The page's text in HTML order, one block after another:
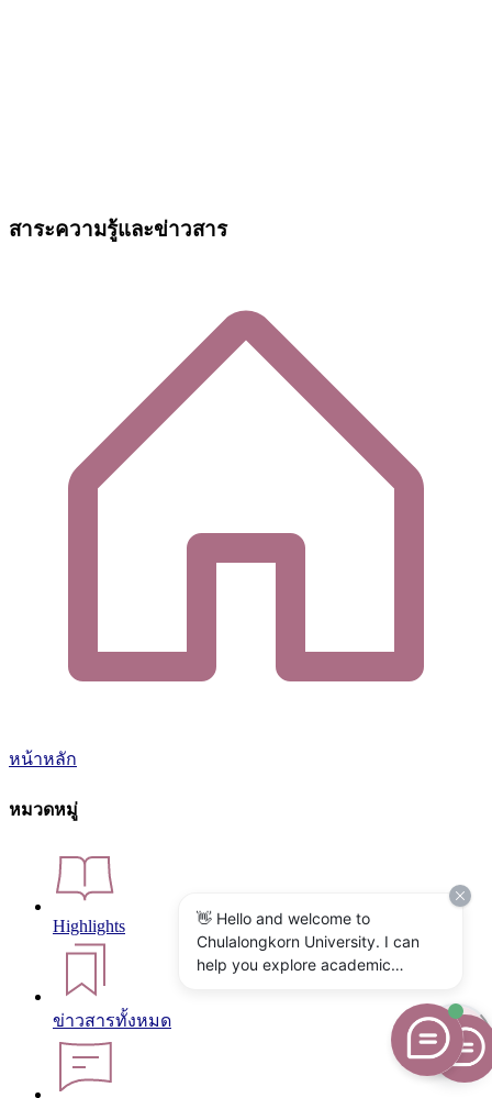
สาระความรู้และข่าวสาร
หน้าหลัก
หมวดหมู่
Highlights
ข่าวสารทั้งหมด
👋 Hello and welcome to
Chulalongkorn University. I can
help you explore academic